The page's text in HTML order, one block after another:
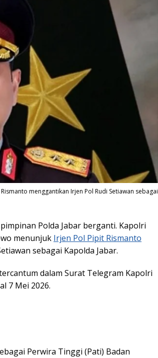
menggantikan Irjen Pol Rudi Setiawan sebagai
Polda Jabar berganti. Kapolri
menunjuk Irjen Pol Pipit Rismanto
sebagai Kapolda Jabar.
dalam Surat Telegram Kapolri
7 Mei 2026.
Perwira Tinggi (Pati) Badan